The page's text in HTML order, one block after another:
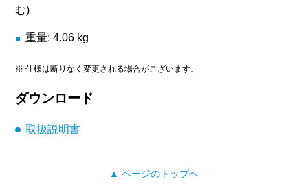
む)
重量: 4.06 kg
※ 仕様は断りなく変更される場合がございます。
ダウンロード
取扱説明書
▲ ページのトップへ